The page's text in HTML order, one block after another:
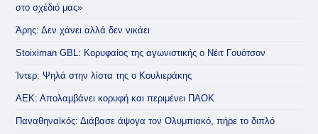
στο σχέδιό μας»
Άρης: Δεν χάνει αλλά δεν νικάει
Stoiximan GBL: Κορυφαίος της αγωνιστικής ο Νέιτ Γουότσον
Ίντερ: Ψηλά στην λίστα της ο Κουλιεράκης
ΑΕΚ: Απολαμβάνει κορυφή και περιμένει ΠΑΟΚ
Παναθηναϊκός: Διάβασε άψογα τον Ολυμπιακό, πήρε το διπλό